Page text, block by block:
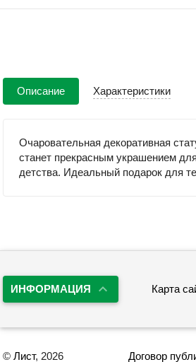
Описание Характеристики
Очаровательная декоративная
станет прекрасным украшением
детства. Идеальный подарок для
ИНФОРМАЦИЯ Карта
© Лист, 2026 Договор